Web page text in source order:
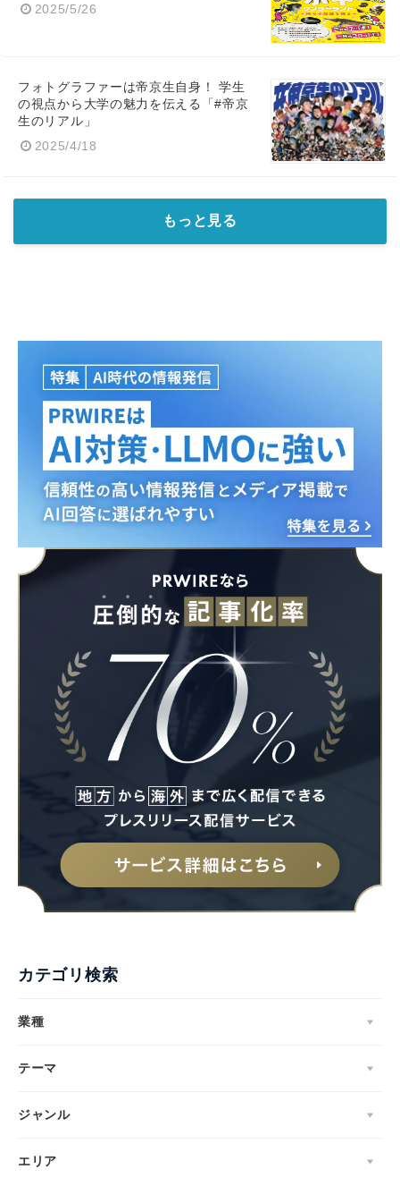
2025/5/26
フォトグラファーは帝京生自身！ 学生
の視点から大学の魅力を伝える「#帝京
生のリアル」
2025/4/18
もっと見る
カテゴリ検索
業種
テーマ
ジャンル
エリア